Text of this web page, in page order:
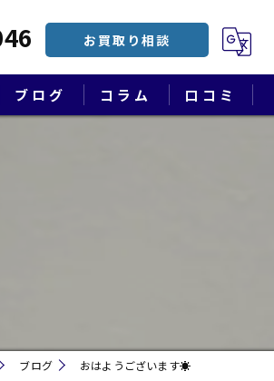
お買取り相談
ブログ コラム 口コミ
ブログ おはようございます☀